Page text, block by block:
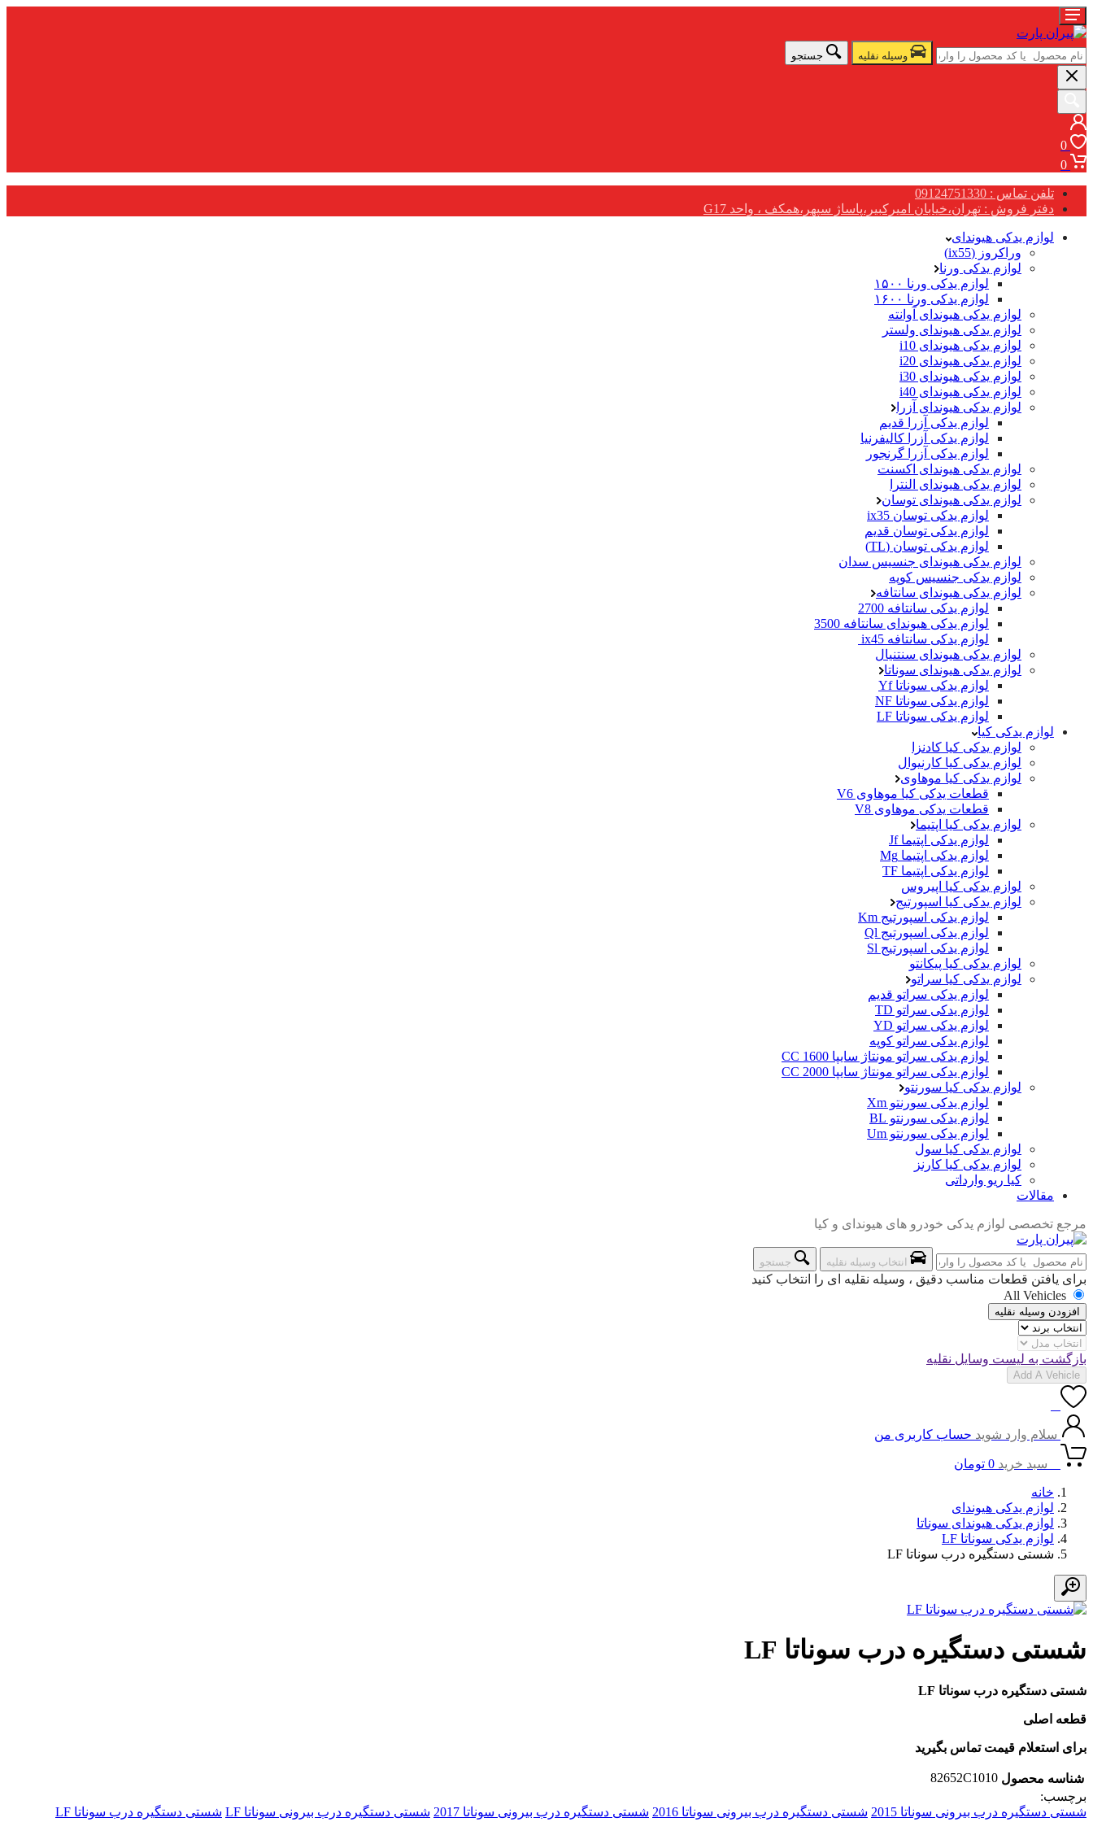
وسیله نقلیه جستجو
0
0
تلفن تماس : 09124751330
دفتر فروش : تهران،خیابان امیرکبیر،پاساژ سپهر،همکف ، واحد G17
لوازم یدکی هیوندای
وراکروز (ix55)
لوازم یدکی ورنا
لوازم یدکی ورنا ۱۵۰۰
لوازم یدکی ورنا ۱۶۰۰
لوازم یدکی هیوندای آوانته
لوازم یدکی هیوندای ولستر
لوازم یدکی هیوندای i10
لوازم یدکی هیوندای i20
لوازم یدکی هیوندای i30
لوازم یدکی هیوندای i40
لوازم یدکی هیوندای آزرا
لوازم یدکی آزرا قدیم
لوازم یدکی آزرا کالیفرنیا
لوازم یدکی آزرا گرنجور
لوازم یدکی هیوندای اکسنت
لوازم یدکی هیوندای النترا
لوازم یدکی هیوندای توسان
لوازم یدکی توسان ix35
لوازم یدکی توسان قدیم
لوازم یدکی توسان (TL)
لوازم یدکی هیوندای جنسیس سدان
لوازم یدکی جنسیس کوپه
لوازم یدکی هیوندای سانتافه
لوازم یدکی سانتافه 2700
لوازم یدکی هیوندای سانتافه 3500
لوازم یدکی سانتافه ix45
لوازم یدکی هیوندای سنتنیال
لوازم یدکی هیوندای سوناتا
لوازم یدکی سوناتا Yf
لوازم یدکی سوناتا NF
لوازم یدکی سوناتا LF
لوازم یدکی کیا
لوازم یدکی کیا کادنزا
لوازم یدکی کیا کارنیوال
لوازم یدکی کیا موهاوی
قطعات یدکی کیا موهاوی V6
قطعات یدکی موهاوی V8
لوازم یدکی کیا اپتیما
لوازم یدکی اپتیما Jf
لوازم یدکی اپتیما Mg
لوازم یدکی اپتیما TF
لوازم یدکی کیا اپیروس
لوازم یدکی کیا اسپورتیج
لوازم یدکی اسپورتیج Km
لوازم یدکی اسپورتیج Ql
لوازم یدکی اسپورتیج Sl
لوازم یدکی کیا پیکانتو
لوازم یدکی کیا سراتو
لوازم یدکی سراتو قدیم
لوازم یدکی سراتو TD
لوازم یدکی سراتو YD
لوازم یدکی سراتو کوپه
لوازم یدکی سراتو مونتاژ سایپا 1600 CC
لوازم یدکی سراتو مونتاژ سایپا 2000 CC
لوازم یدکی کیا سورنتو
لوازم یدکی سورنتو Xm
لوازم یدکی سورنتو BL
لوازم یدکی سورنتو Um
لوازم یدکی کیا سول
لوازم یدکی کیا کارنز
کیا ریو وارداتی
مقالات
مرجع تخصصی لوازم یدکی خودرو های هیوندای و کیا
انتخاب وسیله نقلیه جستجو
برای یافتن قطعات مناسب دقیق ، وسیله نقلیه ای را انتخاب کنید
All Vehicles
افزودن وسیله نقلیه
بازگشت به لیست وسایل نقلیه
Add A Vehicle
سلام وارد شوید حساب کاربری من
سبد خرید 0 تومان
خانه
لوازم یدکی هیوندای
لوازم یدکی هیوندای سوناتا
لوازم یدکی سوناتا LF
شستی دستگیره درب سوناتا LF
شستی دستگیره درب سوناتا LF
شستی دستگیره درب سوناتا LF
قطعه اصلی
برای استعلام قیمت تماس بگیرید
شناسه محصول 82652C1010
برچسب:
شستی دستگیره درب بیرونی سوناتا 2015
شستی دستگیره درب بیرونی سوناتا 2016 شستی دستگیره درب بیرونی سوناتا 2017 شستی دستگیره درب بیرونی سوناتا LF شستی دستگیره درب سوناتا LF